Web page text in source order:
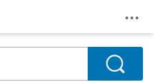
Search